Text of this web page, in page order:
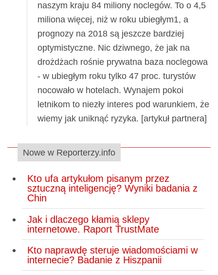
naszym kraju 84 miliony noclegów. To o 4,5
miliona więcej, niż w roku ubiegłym1, a
prognozy na 2018 są jeszcze bardziej
optymistyczne. Nic dziwnego, że jak na
drożdżach rośnie prywatna baza noclegowa
- w ubiegłym roku tylko 47 proc. turystów
nocowało w hotelach. Wynajem pokoi
letnikom to niezły interes pod warunkiem, że
wiemy jak uniknąć ryzyka. [artykuł partnera]
Nowe w Reporterzy.info
Kto ufa artykułom pisanym przez
sztuczną inteligencję? Wyniki badania z
Chin
Jak i dlaczego kłamią sklepy
internetowe. Raport TrustMate
Kto naprawdę steruje wiadomościami w
internecie? Badanie z Hiszpanii